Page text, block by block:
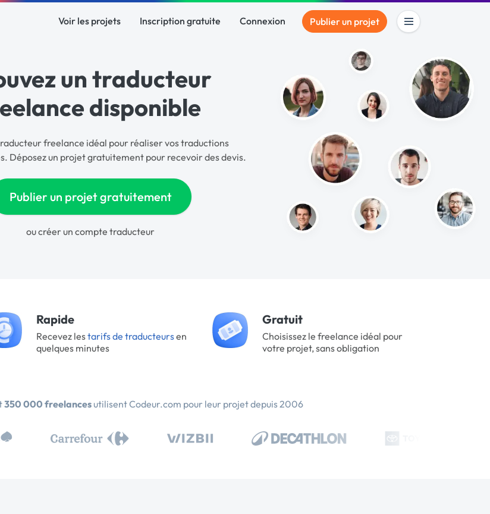
Voir les projets Inscription gratuite Connexion Publier un projet
un traducteur
disponible
freelance idéal pour réaliser vos traductions
Déposez un projet gratuitement pour recevoir des devis.
Publier un projet gratuitement
oucréer un compte traducteur
Rapide
Recevez lestarifs de traducteursen
quelques minutes
Gratuit
Choisissez le freelance idéal pour
votre projet, sans obligation
350 000 freelancesutilisent Codeur.com pour leur projet depuis 2006